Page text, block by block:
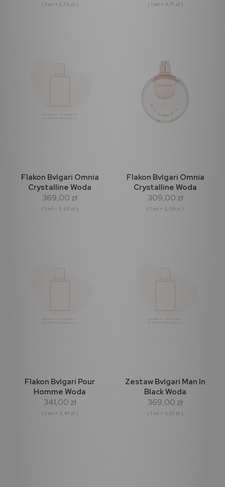
( 1 ml = 2,73 zł ) ( 1 ml = 3,71 zł )
Flakon Bvlgari Omnia
Crystalline Woda
Perfumowana 100ml
369,00 zł
( 1 ml = 3,69 zł )
Flakon Bvlgari Omnia
Crystalline Woda
toaletowa 100ml
309,00 zł
( 1 ml = 3,09 zł )
Flakon Bvlgari Pour
Homme Woda
perfumowana 100ml
341,00 zł
( 1 ml = 3,41 zł )
Zestaw Bvlgari Man In
Black Woda
Perfumowana 100ml +
Woda Perfumowana 15ml
369,00 zł
( 1 ml = 3,21 zł )